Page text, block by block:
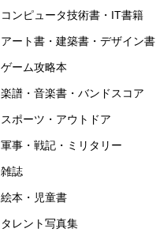
コンピュータ技術書・IT書籍
アート書・建築書・デザイン書
ゲーム攻略本
楽譜・音楽書・バンドスコア
スポーツ・アウトドア
軍事・戦記・ミリタリー
雑誌
絵本・児童書
タレント写真集